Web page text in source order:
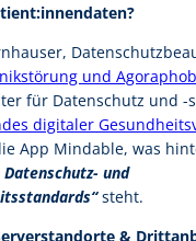
und
für Datenschutz und -
digitaler
App Mindable, was
und
steht.
&